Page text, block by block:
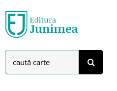
to
content
Search
for: